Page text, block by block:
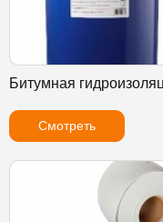
Битумная
Смотреть